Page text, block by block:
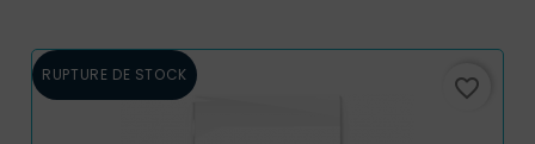
RUPTURE DE STOCK favorite_border